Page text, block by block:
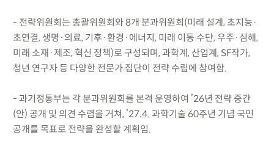
- 전략위원회는 총괄위원회와 8개 분과위원회(미래 설계, 초지능·
초연결, 생명·의료, 기후·환경·에너지, 미래 이동 수단, 우주·심해,
미래 소재·제조, 혁신 정책)로 구성되며, 과학계, 산업계, SF작가,
청년 연구자 등 다양한 전문가 집단이 전략 수립에 참여함.
- 과기정통부는 각 분과위원회를 본격 운영하여 ’26년 전략 중간
(안) 공개 및 의견 수렴을 거쳐, ’27.4. 과학기술 60주년 기념 국민
공개를 목표로 전략을 완성할 계획임.